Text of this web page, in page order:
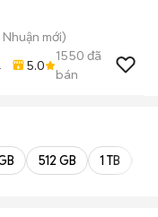
Nhuận mới)
5.0
1550 đã
bán
512 GB 1 TB